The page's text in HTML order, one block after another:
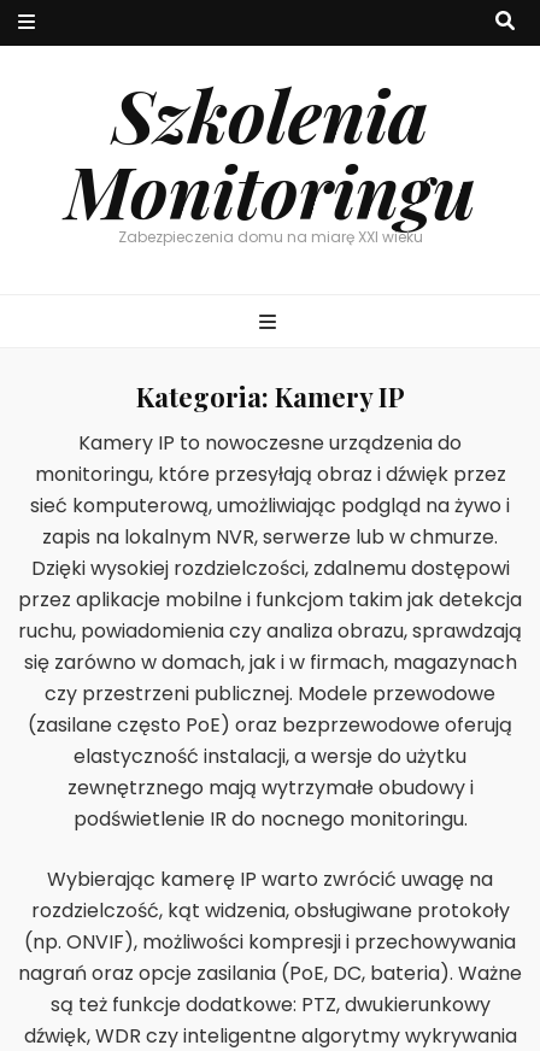
Szkolenia
Monitoringu
Zabezpieczenia domu na miarę XXI wieku
Kategoria: Kamery IP
Kamery IP to nowoczesne urządzenia do
monitoringu, które przesyłają obraz i dźwięk przez
sieć komputerową, umożliwiając podgląd na żywo i
zapis na lokalnym NVR, serwerze lub w chmurze.
Dzięki wysokiej rozdzielczości, zdalnemu dostępowi
przez aplikacje mobilne i funkcjom takim jak detekcja
ruchu, powiadomienia czy analiza obrazu, sprawdzają
się zarówno w domach, jak i w firmach, magazynach
czy przestrzeni publicznej. Modele przewodowe
(zasilane często PoE) oraz bezprzewodowe oferują
elastyczność instalacji, a wersje do użytku
zewnętrznego mają wytrzymałe obudowy i
podświetlenie IR do nocnego monitoringu.
Wybierając kamerę IP warto zwrócić uwagę na
rozdzielczość, kąt widzenia, obsługiwane protokoły
(np. ONVIF), możliwości kompresji i przechowywania
nagrań oraz opcje zasilania (PoE, DC, bateria). Ważne
są też funkcje dodatkowe: PTZ, dwukierunkowy
dźwięk, WDR czy inteligentne algorytmy wykrywania